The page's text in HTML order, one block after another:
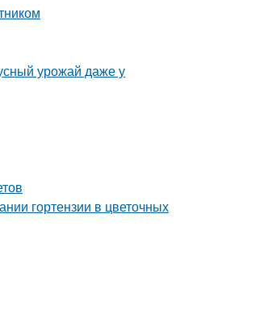
урожай даже у
гортензии в цветочных